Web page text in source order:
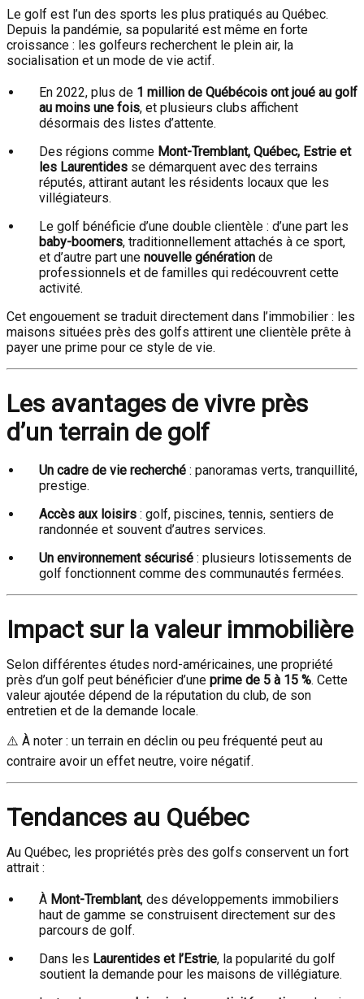
Le golf est l’un des sports les plus pratiqués au Québec.
Depuis la pandémie, sa popularité est même en forte
croissance : les golfeurs recherchent le plein air, la
socialisation et un mode de vie actif.
En 2022, plus de 1 million de Québécois ont joué au golf
au moins une fois, et plusieurs clubs affichent
désormais des listes d’attente.
Des régions comme Mont-Tremblant, Québec, Estrie et
les Laurentides se démarquent avec des terrains
réputés, attirant autant les résidents locaux que les
villégiateurs.
Le golf bénéficie d’une double clientèle : d’une part les
baby-boomers, traditionnellement attachés à ce sport,
et d’autre part une nouvelle génération de
professionnels et de familles qui redécouvrent cette
activité.
Cet engouement se traduit directement dans l’immobilier : les
maisons situées près des golfs attirent une clientèle prête à
payer une prime pour ce style de vie.
Les avantages de vivre près
d’un terrain de golf
Un cadre de vie recherché : panoramas verts, tranquillité,
prestige.
Accès aux loisirs : golf, piscines, tennis, sentiers de
randonnée et souvent d’autres services.
Un environnement sécurisé : plusieurs lotissements de
golf fonctionnent comme des communautés fermées.
Impact sur la valeur immobilière
Selon différentes études nord-américaines, une propriété
près d’un golf peut bénéficier d’une prime de 5 à 15 %. Cette
valeur ajoutée dépend de la réputation du club, de son
entretien et de la demande locale.
⚠️ À noter : un terrain en déclin ou peu fréquenté peut au
contraire avoir un effet neutre, voire négatif.
Tendances au Québec
Au Québec, les propriétés près des golfs conservent un fort
attrait :
À Mont-Tremblant, des développements immobiliers
haut de gamme se construisent directement sur des
parcours de golf.
Dans les Laurentides et l’Estrie, la popularité du golf
soutient la demande pour les maisons de villégiature.